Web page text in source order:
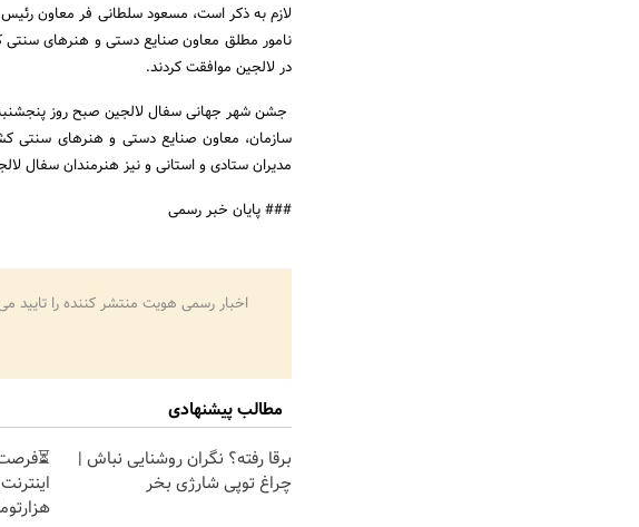
لازم به ذکر است، مسعود سلطانی فر معاون
نامور مطلق معاون صنایع دستی و هنرهای سنتی
در لالجین موافقت کردند.
سازمان، معاون صنایع دستی و هنرهای سنتی
مدیران ستادی و استانی و نیز هنرمندان سفال
### پایان خبر رسمی
اخبار رسمی هویت منتشر کننده را
مطالب پیشنهادی
برقا رفته؟ نگران روشنایی نباش |
چراغ توپی شارژی بخر